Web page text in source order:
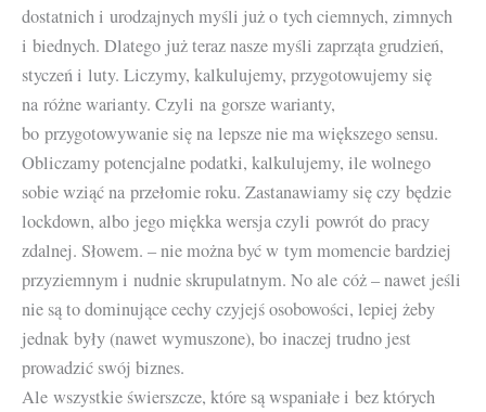
dostatnich i urodzajnych myśli już o tych ciemnych, zimnych
i biednych. Dlatego już teraz nasze myśli zaprząta grudzień,
styczeń i luty. Liczymy, kalkulujemy, przygotowujemy się
na różne warianty. Czyli na gorsze warianty,
bo przygotowywanie się na lepsze nie ma większego sensu.
Obliczamy potencjalne podatki, kalkulujemy, ile wolnego
sobie wziąć na przełomie roku. Zastanawiamy się czy będzie
lockdown, albo jego miękka wersja czyli powrót do pracy
zdalnej. Słowem. – nie można być w tym momencie bardziej
przyziemnym i nudnie skrupulatnym. No ale cóż – nawet jeśli
nie są to dominujące cechy czyjejś osobowości, lepiej żeby
jednak były (nawet wymuszone), bo inaczej trudno jest
prowadzić swój biznes.
Ale wszystkie świerszcze, które są wspaniałe i bez których